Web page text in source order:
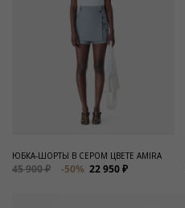
ЮБКА-ШОРТЫ В СЕРОМ ЦВЕТЕ AMIRA
45 900 ₽ -50% 22 950 ₽